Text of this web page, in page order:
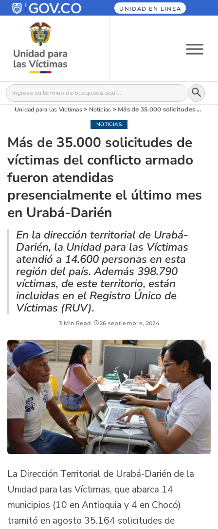
UNIDAD EN LÍNEA
Buscar: Botón
Unidad para las Víctimas> Noticias > Más de 35.000 solicitudes de víctimas del conflicto armado fueron atendidas presencialmente el último mes en Urabá-Darién
NOTICIAS
Más de 35.000 solicitudes de
víctimas del conflicto armado
fueron atendidas
presencialmente el último mes
en Urabá-Darién
En la dirección territorial de Urabá-
Darién, la Unidad para las Víctimas
atendió a 14.600 personas en esta
región del país. Además 398.790
víctimas, de este territorio, están
incluidas en el Registro Único de
Víctimas (RUV).
3 Min Read 26 septiembre, 2024
La Dirección Territorial de Urabá-Darién de la
Unidad para las Víctimas, que abarca 14
municipios (10 en Antioquia y 4 en Chocó)
tramitó en agosto 35.164 solicitudes de